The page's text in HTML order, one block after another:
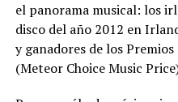
el panorama musical: los
disco del año 2012 en
y ganadores de los
(Meteor Choice Music